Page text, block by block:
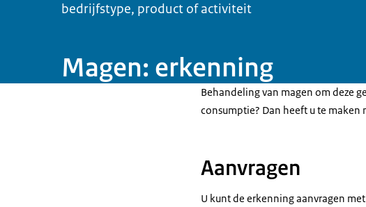
bedrijfstype, product of activiteit
Magen: erkenning
Behandeling van magen om deze
consumptie? Dan heeft u te maken
Aanvragen
U kunt de erkenning aanvragen